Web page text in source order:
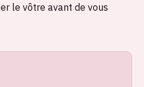
le vôtre avant de vous